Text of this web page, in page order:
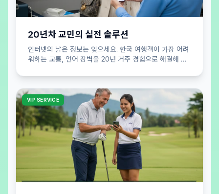
20년차 교민의 실전 솔루션
인터넷의 낡은 정보는 잊으세요. 한국 여행객이 가장 어려
워하는 교통, 언어 장벽을 20년 거주 경험으로 해결해 드
VIP SERVICE